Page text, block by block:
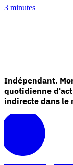
3 minutes
Indépendant.
quotidienne
indirecte dans le